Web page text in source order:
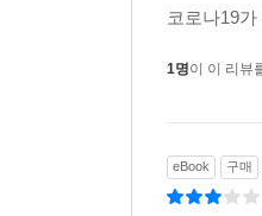
사건들에서부
시사한다.
코로나19
1명이 이 리뷰
eBook 구매